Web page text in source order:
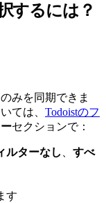
するには？
みを同期できま
ては、 Todoistのフ
セクションで：
ルターなし
すべ
す